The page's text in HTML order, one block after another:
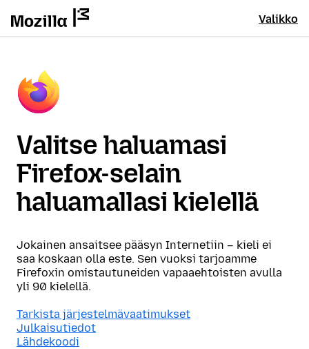
Valikko
Valitse haluamasi
Firefox-selain
haluamallasi kielellä
Jokainen ansaitsee pääsyn Internetiin – kieli ei
saa koskaan olla este. Sen vuoksi tarjoamme
Firefoxin omistautuneiden vapaaehtoisten avulla
yli 90 kielellä.
Tarkista järjestelmävaatimukset
Julkaisutiedot
Lähdekoodi